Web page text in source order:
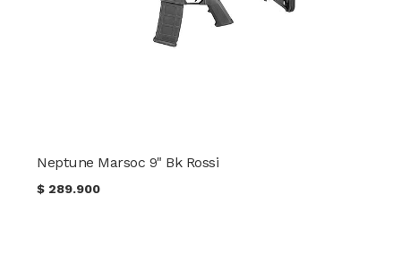
Neptune Marsoc 9" Bk Rossi
$ 289.900